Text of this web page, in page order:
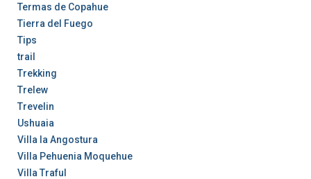
Termas de Copahue
Tierra del Fuego
Tips
trail
Trekking
Trelew
Trevelin
Ushuaia
Villa la Angostura
Villa Pehuenia Moquehue
Villa Traful